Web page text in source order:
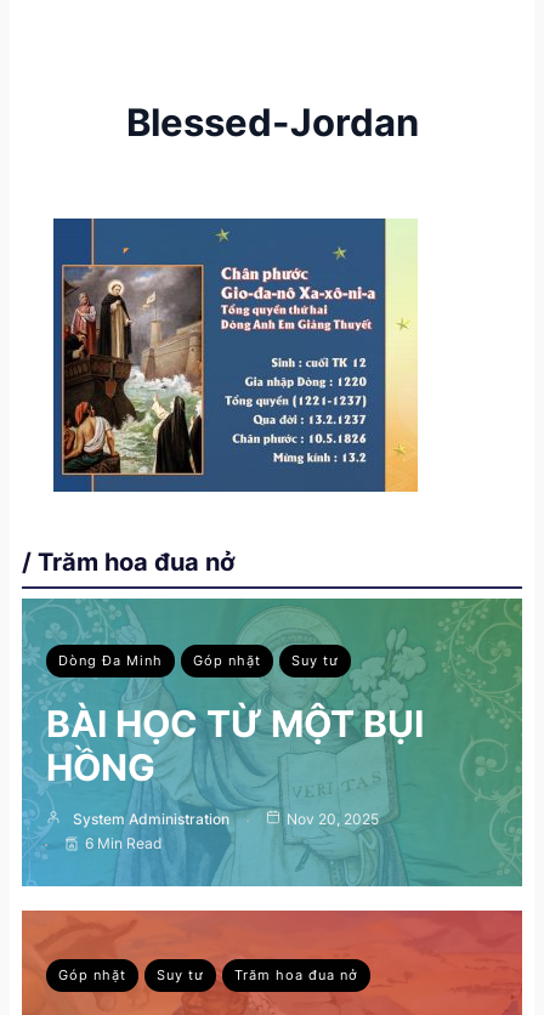
Blessed-Jordan
/ Trăm hoa đua nở
Dòng Đa Minh Góp nhặt Suy tư
BÀI HỌC TỪ MỘT BỤI
HỒNG
System Administration
Nov 20, 2025
6 Min Read
Góp nhặt Suy tư Trăm hoa đua nở